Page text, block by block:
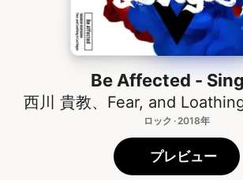
Be Affected -
西川 貴教、 Fear, and Loathing
ロック · 2018年
プレビュー